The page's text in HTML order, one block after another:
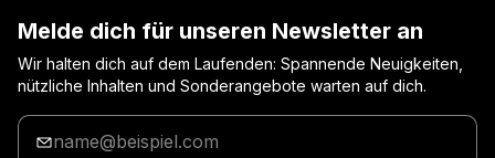
Melde dich für unseren Newsletter an
Wir halten dich auf dem Laufenden: Spannende Neuigkeiten,
nützliche Inhalten und Sonderangebote warten auf dich.
Gib
deine